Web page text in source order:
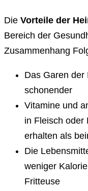
Die Vorteile der
Bereich der
Zusammenhang
Das Garen der
schonender
Vitamine und
in Fleisch oder
erhalten als
Die
weniger
Fritteuse